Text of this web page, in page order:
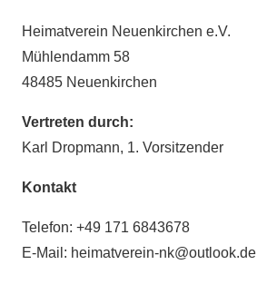
Heimatverein Neuenkirchen e.V.
Mühlendamm 58
48485 Neuenkirchen
Vertreten durch:
Karl Dropmann, 1. Vorsitzender
Kontakt
Telefon: +49 171 6843678
E-Mail: heimatverein-nk@outlook.de